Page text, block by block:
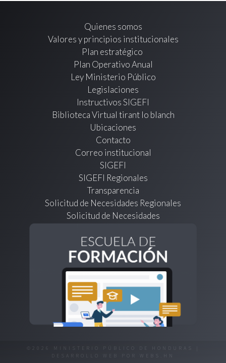
Quienes somos
Valores y principios institucionales
Plan estratégico
Plan Operativo Anual
Ley Ministerio Público
Legislaciones
Instructivos SIGEFI
Biblioteca Virtual tirant lo blanch
Ubicaciones
Contacto
Correo institucional
SIGEFI
SIGEFI Regionales
Transparencia
Solicitud de Necesidades Regionales
Solicitud de Necesidades
©2026 MINISTERIO PÚBLICO DE HONDURAS |
DESARROLLO WEB POR
WEBS.HN